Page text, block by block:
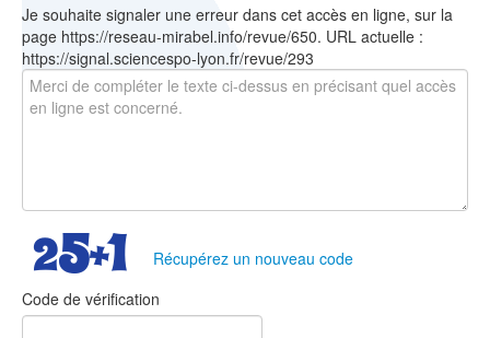
Je souhaite signaler une erreur dans cet accès en ligne, sur la
page https://reseau-mirabel.info/revue/650. URL actuelle :
https://signal.sciencespo-lyon.fr/revue/293
Récupérez un nouveau code
Code de vérification